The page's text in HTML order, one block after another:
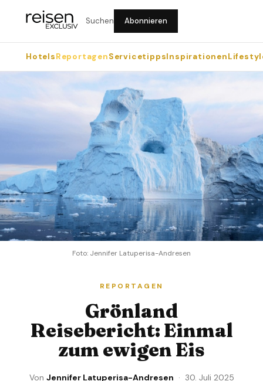
Suchen Abonnieren
HotelsReportagenServicetippsInspirationen
Foto: Jennifer Latuperisa-Andresen
REPORTAGEN
Grönland
Reisebericht: Einmal
zum ewigen Eis
Von Jennifer Latuperisa-Andresen · 30. Juli 2025